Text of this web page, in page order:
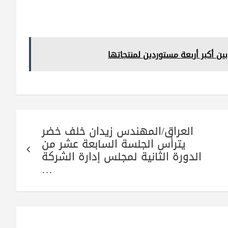
أربعة مستوردين لمنتجاتها
العراق/المهندس زيدان خلف خضر
يترأس الجلسة السابعة عشر من
الدورة الثانية لمجلس إدارة الشركة
…